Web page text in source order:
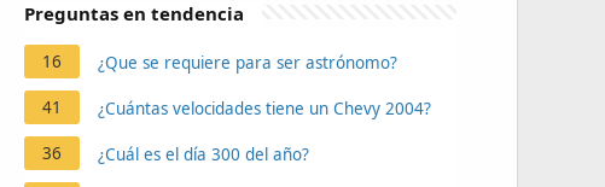
Preguntas en tendencia
16 ¿Que se requiere para ser astrónomo?
41 ¿Cuántas velocidades tiene un Chevy 2004?
36 ¿Cuál es el día 300 del año?